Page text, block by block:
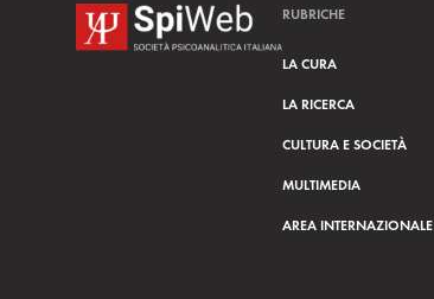
RUBRICHE
LA CURA
LA RICERCA
CULTURA E SOCIETÀ
MULTIMEDIA
AREA INTERNAZIONALE